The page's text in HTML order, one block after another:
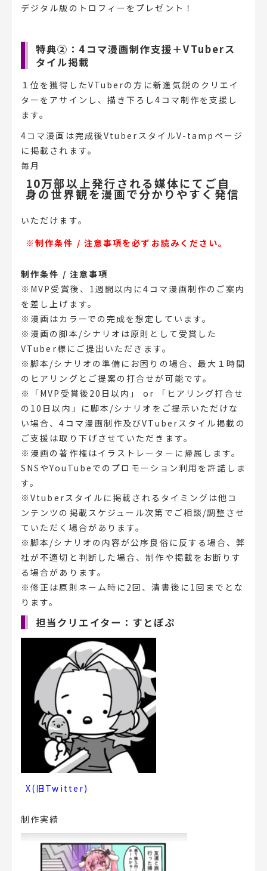
デジタル版のトロフィーをプレゼント！
特典②：4コマ漫画制作支援＋VTuberス
タイル掲載
１位を獲得したVTuberの方に新進気鋭のクリエイ
ターをアサインし、描き下ろし4コマ制作を支援し
ます。
4コマ漫画は完成後VtuberスタイルV-tampページ
に掲載されます。
毎月
10万部以上発行される媒体にてご自
身の世界観を漫画で分かりやすく発信
いただけます。
※制作条件 / 注意事項を必ずお読みください。
制作条件 / 注意事項
※MVP受賞後、1週間以内に4コマ漫画制作のご案内
を差し上げます。
※漫画はカラーでの完成を想定しています。
※漫画の脚本/シナリオは原則として受賞した
VTuber様にご提出いただきます。
※脚本/シナリオの準備にお困りの場合、最大１時間
のヒアリングとご提案の打合せが可能です。
※「MVP受賞後20日以内」 or 「ヒアリング打合せ
の10日以内」に脚本/シナリオをご提示いただけな
い場合、4コマ漫画制作及びVTuberスタイル掲載の
ご支援は取り下げさせていただきます。
※漫画の著作権はイラストレーターに帰属します。
SNSやYouTubeでのプロモーション利用を許諾しま
す。
※Vtuberスタイルに掲載されるタイミングは他コ
ンテンツの掲載スケジュール次第でご相談/調整させ
ていただく場合があります。
※脚本/シナリオの内容が公序良俗に反する場合、弊
社が不適切と判断した場合、制作や掲載をお断りす
る場合があります。
※修正は原則ネーム時に2回、清書後に1回までとな
ります。
担当クリエイター：すとぽぷ
X(旧Twitter)
制作実績